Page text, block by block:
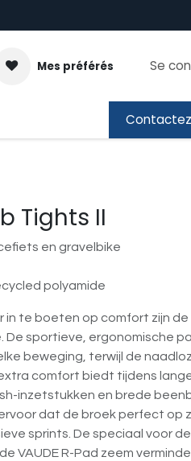
Mes préférés Se
Tights II
en gravelbike
polyamide
te boeten op comfort zijn de
De sportieve, ergonomische
beweging, terwijl de
comfort biedt tijdens
inzetstukken en brede
dat de broek perfect op
sprints. De speciaal voor de
VAUDE R-Pad zeem